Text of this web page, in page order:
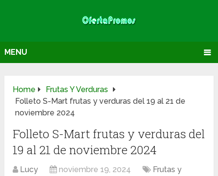
MENU
Home
Frutas Y Verduras
Folleto S-Mart frutas y verduras del 19 al 21 de
noviembre 2024
Folleto S-Mart frutas y verduras del
19 al 21 de noviembre 2024
Lucy noviembre 19, 2024
Frutas y